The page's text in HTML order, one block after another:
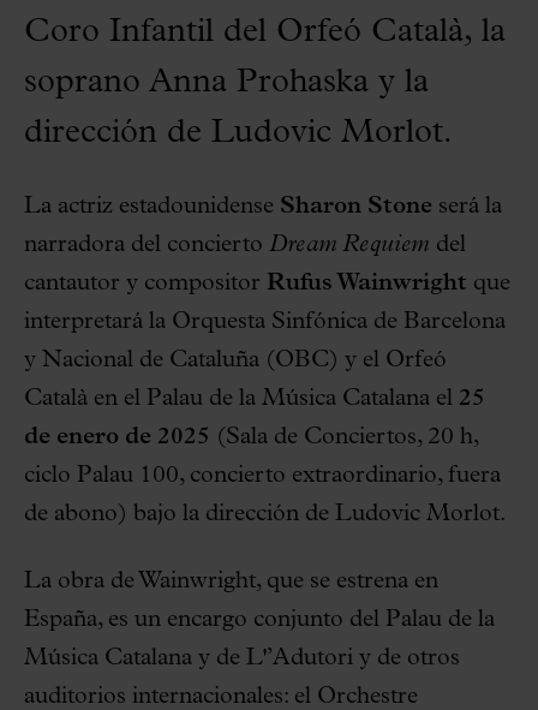
Coro Infantil del Orfeó Català, la
soprano Anna Prohaska y la
dirección de Ludovic Morlot.
La actriz estadounidense Sharon Stone será la
narradora del concierto Dream Requiem del
cantautor y compositor Rufus Wainwright que
interpretará la Orquesta Sinfónica de Barcelona
y Nacional de Cataluña (OBC) y el Orfeó
Català en el Palau de la Música Catalana el 25
de enero de 2025 (Sala de Conciertos, 20 h,
ciclo Palau 100, concierto extraordinario, fuera
de abono) bajo la dirección de Ludovic Morlot.
La obra de Wainwright, que se estrena en
España, es un encargo conjunto del Palau de la
Música Catalana y de L'’Adutori y de otros
auditorios internacionales: el Orchestre